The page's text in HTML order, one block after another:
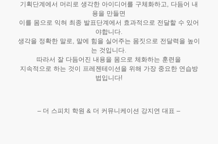
기획단계에서 머리로 생각한 아이디어를 구체화하고, 다듬어 내
용을 만들면
이를 몸으로 익혀 최종 발표단계에서 효과적으로 전달할 수 있어
야합니다.
생각을 정확한 말로, 말에 힘을 실어주는 몸짓으로 전달력을 높이
는 것입니다.
따라서 잘 다듬어진 내용을 몸으로 체화하는 훈련을
지속적으로 하는 것이 프레젠테이션을 위해 가장 중요한 연습방
법입니다!
– 더 스피치 학원 & 더 커뮤니케이션 강지연 대표 –